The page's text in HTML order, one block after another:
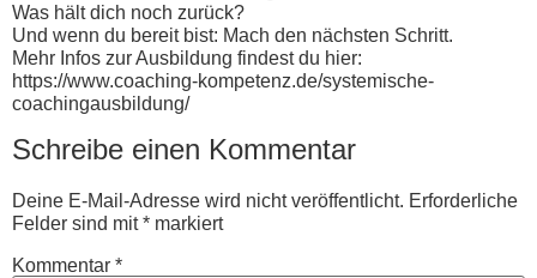
Was hält dich noch zurück?
Und wenn du bereit bist: Mach den nächsten Schritt.
Mehr Infos zur Ausbildung findest du hier:
https://www.coaching-kompetenz.de/systemische-
coachingausbildung/
Schreibe einen Kommentar
Deine E-Mail-Adresse wird nicht veröffentlicht. Erforderliche
Felder sind mit* markiert
Kommentar *